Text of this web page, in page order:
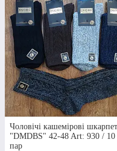
Чоловічі кашемірові
"DMDBS" 42-48 Art: 930 / 10
пар